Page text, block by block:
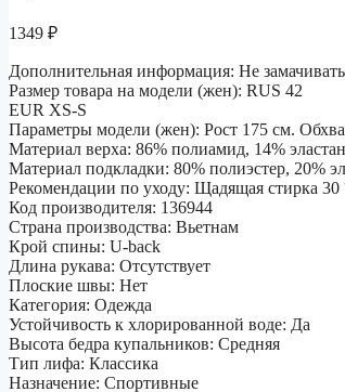
1349 ₽
Дополнительная информация: Не
Размер товара на модели (жен): RUS 42
EUR XS-S
Параметры модели (жен): Рост 175 см.
Материал верха: 86% полиамид, 14% эластан
Материал подкладки: 80% полиэстер, 20%
Рекомендации по уходу: Щадящая стирка
Код производителя: 136944
Страна производства: Вьетнам
Крой спины: U-back
Длина рукава: Отсутствует
Плоские швы: Нет
Категория: Одежда
Устойчивость к хлорированной воде: Да
Высота бедра купальников: Средняя
Тип лифа​: Классика
Назначение: Спортивные